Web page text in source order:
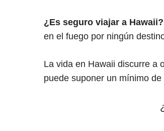
¿Es seguro viajar a Hawaii?
en el fuego por ningún
La vida en Hawaii discurre a
puede suponer un mínimo